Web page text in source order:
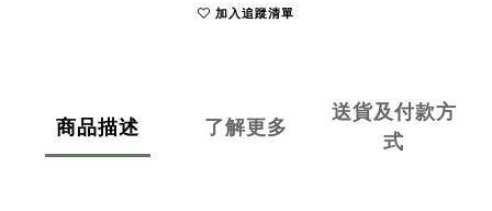
加入追蹤清單
商品描述 了解更多
送貨及付款方
式